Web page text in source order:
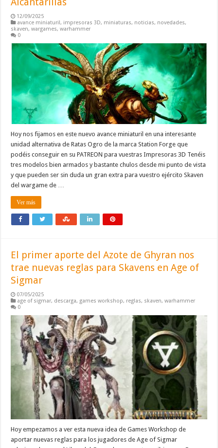
12/09/2025
avance miniaturil, impresoras 3D, miniaturas, noticias, novedades,
skaven,wargames,warhammer
0
Hoy nos fijamos en este nuevo avance miniaturil en una interesante
unidad alternativa de Ratas Ogro de la marca Station Forge que
podéis conseguir en su PATREON para vuestras Impresoras 3D Tenéis
tres modelos bien armados y bastante chulos desde mi punto de vista
y que pueden ser sin duda un gran extra para vuestro ejército Skaven
del wargame de …
Ver más
El primer aporte del Azote de Ghyran nos
trae nuevas reglas para Skavens en Age of
Sigmar
07/05/2025
age of sigmar, descarga, games workshop, reglas, skaven,warhammer
0
Hoy empezamos a ver esta nueva idea de Games Workshop de
aportar nuevas reglas para los jugadores de Age of Sigmar